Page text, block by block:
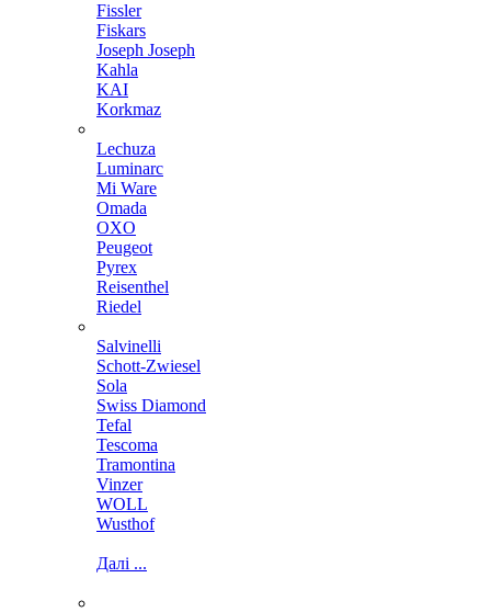
Fissler
Fiskars
Joseph Joseph
Kahla
KAI
Korkmaz
Lechuza
Luminarc
Mi Ware
Omada
OXO
Peugeot
Pyrex
Reisenthel
Riedel
Salvinelli
Schott-Zwiesel
Sola
Swiss Diamond
Tefal
Tescoma
Tramontina
Vinzer
WOLL
Wusthof
Далі ...